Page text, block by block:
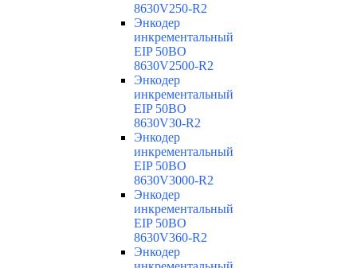
8630V250-R2
Энкодер
инкрементальный
EIP 50BO
8630V2500-R2
Энкодер
инкрементальный
EIP 50BO
8630V30-R2
Энкодер
инкрементальный
EIP 50BO
8630V3000-R2
Энкодер
инкрементальный
EIP 50BO
8630V360-R2
Энкодер